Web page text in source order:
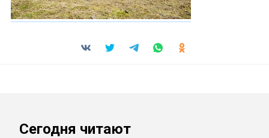
Сегодня читают